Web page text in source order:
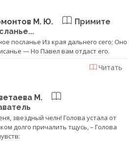
М. Ю.
Примите
посланье Из края дальнего сего; Оно
— Но Павел вам отдаст его.
Читать
М.
звездный челн! Голова устала от
долго причалить тщусь, – Голова